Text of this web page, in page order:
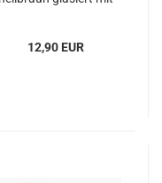
12,90 EUR